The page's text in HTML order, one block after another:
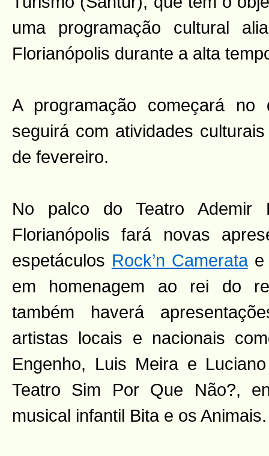
uma programação cultural
Florianópolis durante a alta
A programação começará
seguirá com atividades
de fevereiro.
No palco do Teatro Ademir
Florianópolis fará novas
espetáculos Rock’n Camerata
em homenagem ao rei do
também haverá
artistas locais e nacionais
Engenho, Luis Meira e
Teatro Sim Por Que Não?,
musical infantil Bita e os Animais.